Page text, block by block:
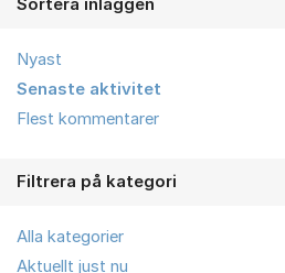
Sortera inläggen
Nyast
Senaste aktivitet
Flest kommentarer
Filtrera på kategori
Alla kategorier
Aktuellt just nu